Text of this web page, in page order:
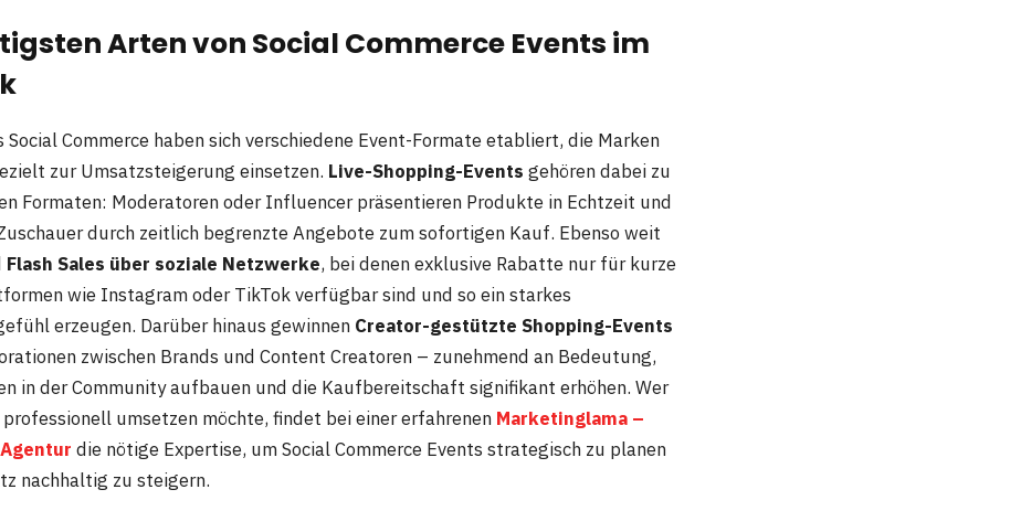
Arten von Social Commerce Events im
Social Commerce haben sich verschiedene Event-Formate etabliert, die Marken
zur Umsatzsteigerung einsetzen. Live-Shopping-Events gehören dabei zu
Formaten: Moderatoren oder Influencer präsentieren Produkte in Echtzeit und
durch zeitlich begrenzte Angebote zum sofortigen Kauf. Ebenso weit
Flash Sales über soziale Netzwerke, bei denen exklusive Rabatte nur für kurze
wie Instagram oder TikTok verfügbar sind und so ein starkes
erzeugen. Darüber hinaus gewinnen Creator-gestützte Shopping-Events
zwischen Brands und Content Creatoren – zunehmend an Bedeutung,
in der Community aufbauen und die Kaufbereitschaft signifikant erhöhen. Wer
umsetzen möchte, findet bei einer erfahrenen Marketinglama –
die nötige Expertise, um Social Commerce Events strategisch zu planen
nachhaltig zu steigern.